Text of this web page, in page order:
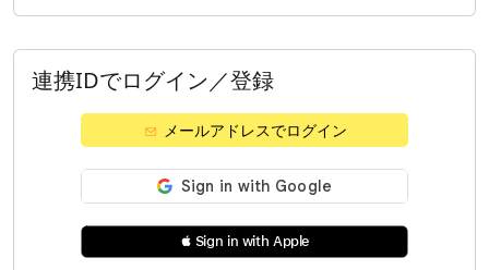
連携IDでログイン／登録
メールアドレスでログイン
 Sign in with Apple